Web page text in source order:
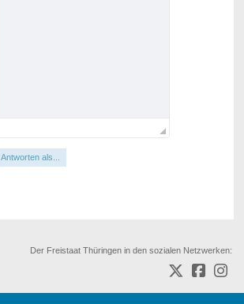
Antworten als...
Der Freistaat Thüringen in den sozialen Netzwerken: